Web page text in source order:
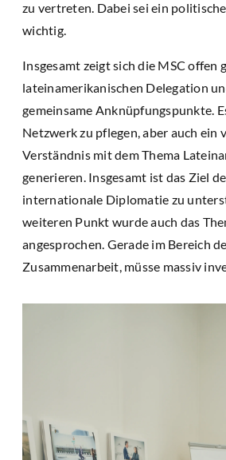
zu vertreten. Dabei sei ein
wichtig.
Insgesamt zeigt sich die MSC offen
lateinamerikanischen Delegation
gemeinsame Anknüpfungspunkte.
Netzwerk zu pflegen, aber auch ein
Verständnis mit dem Thema
generieren. Insgesamt ist das Ziel
internationale Diplomatie zu
weiteren Punkt wurde auch das
angesprochen. Gerade im Bereich
Zusammenarbeit, müsse massiv